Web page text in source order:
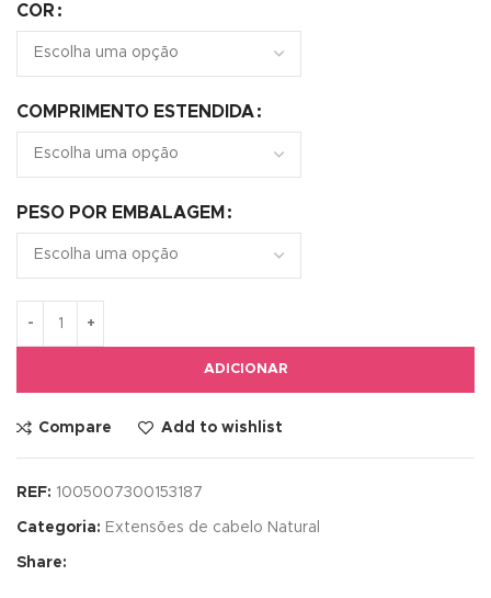
COR
COMPRIMENTO ESTENDIDA
PESO POR EMBALAGEM
ADICIONAR
Compare Add to wishlist
REF: 1005007300153187
Categoria: Extensões de cabelo Natural
Share: